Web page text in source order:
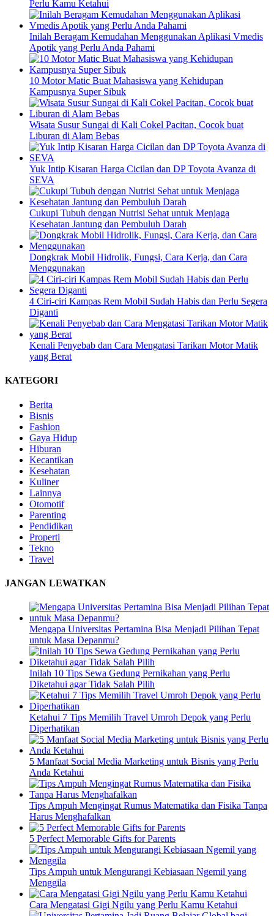
Perlu Kamu Ketahui
Inilah Beragam Kemudahan Menggunakan Aplikasi Vmedis
Apotik yang Perlu Anda Pahami
10 Motor Matic Buat Mahasiswa yang Kehidupan
Kampusnya Super Sibuk
Wisata Susur Sungai di Kali Cokel Pacitan, Cocok buat
Liburan di Alam Bebas
Yuk Intip Kisaran Harga Cicilan dan DP Toyota Avanza di
SEVA
Cukupi Tubuh dengan Nutrisi Sehat untuk Menjaga
Kesehatan Jantung dan Pembuluh Darah
Dongkrak Mobil Hidrolik, Fungsi, Cara Kerja, dan Cara
Menggunakan
4 Ciri-ciri Kampas Rem Mobil Sudah Habis dan Perlu Segera
Diganti
Kenali Penyebab dan Cara Mengatasi Tarikan Motor Matik
yang Berat
KATEGORI
Berita
Bisnis
Fashion
Gaya Hidup
Hiburan
Kecantikan
Kesehatan
Kuliner
Lainnya
Otomotif
Parenting
Pendidikan
Properti
Tekno
Travel
JANGAN LEWATKAN
Mengapa Universitas Pertamina Bisa Menjadi Pilihan Tepat
untuk Masa Depanmu?
Inilah 10 Tips Sewa Gedung Pernikahan yang Perlu
Diketahui agar Tidak Salah Pilih
Ketahui 7 Tips Memilih Travel Umroh Depok yang Perlu
Diperhatikan
5 Manfaat Social Media Marketing untuk Bisnis yang Perlu
Anda Ketahui
Tips Ampuh Mengingat Rumus Matematika dan Fisika Tanpa
Harus Menghafalkan
5 Perfect Memorable Gifts for Parents
Tips Ampuh untuk Mengurangi Kebiasaan Ngemil yang
Menggila
Cara Mengatasi Gigi Ngilu yang Perlu Kamu Ketahui